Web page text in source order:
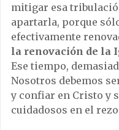
mitigar esa
apartarla, porque
efectivamente
la renovación de la
Ese tiempo,
Nosotros debemos
y confiar en Cristo y
cuidadosos en el